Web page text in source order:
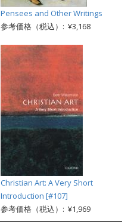
Pensees and Other Writings
参考価格（税込）: ¥3,168
Christian Art: A Very Short
Introduction [#107]
参考価格（税込）: ¥1,969